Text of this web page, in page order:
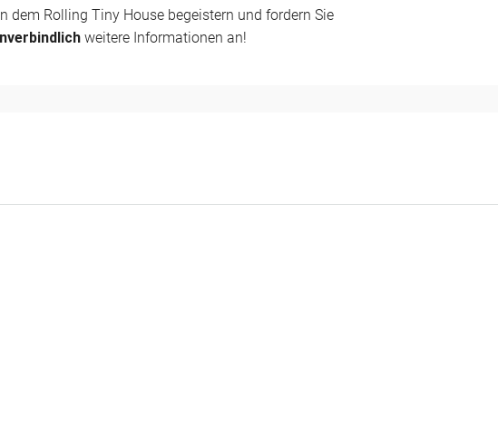
dem Rolling Tiny House begeistern und fordern Sie
weitere Informationen an!